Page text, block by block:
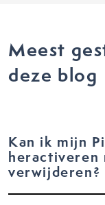
Meest
deze blog
Kan ik mijn
heractiveren
verwijderen?